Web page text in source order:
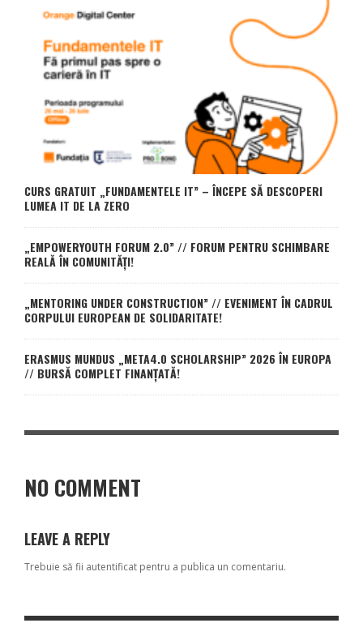
CURS GRATUIT „FUNDAMENTELE IT” – ÎNCEPE SĂ DESCOPERI
LUMEA IT DE LA ZERO
„EMPOWERYOUTH FORUM 2.0” // FORUM PENTRU SCHIMBARE
REALĂ ÎN COMUNITĂȚI!
„MENTORING UNDER CONSTRUCTION” // EVENIMENT ÎN CADRUL
CORPULUI EUROPEAN DE SOLIDARITATE!
ERASMUS MUNDUS „META4.0 SCHOLARSHIP” 2026 ÎN EUROPA
// BURSĂ COMPLET FINANȚATĂ!
NO COMMENT
LEAVE A REPLY
Trebuie să fii autentificat pentru a publica un comentariu.